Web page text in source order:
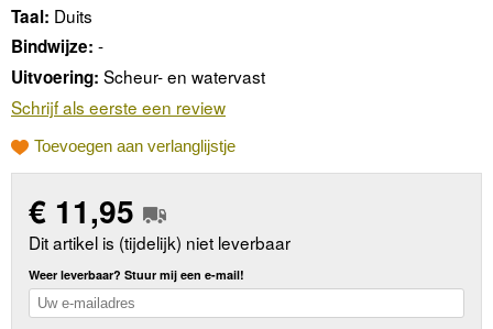
Taal: Duits
Bindwijze: -
Uitvoering: Scheur- en watervast
Schrijf als eerste een review
Toevoegen aan verlanglijstje
€ 11,95
Dit artikel is (tijdelijk) niet leverbaar
Weer leverbaar? Stuur mij een e-mail!